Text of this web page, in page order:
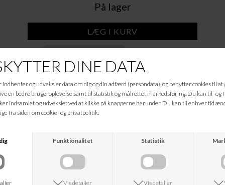
På lager
Beskrivelse
201578-8355
Denne skønne hue fra Mads Nørgaard er elavet af en blanding af lige dele
53% wool
Hvad koster fragten?